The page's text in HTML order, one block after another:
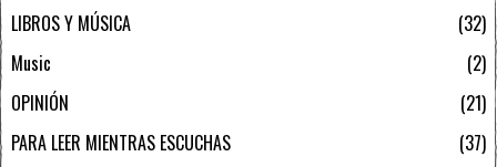
LIBROS Y MÚSICA
32
Music
2
OPINIÓN
21
PARA LEER MIENTRAS ESCUCHAS
37